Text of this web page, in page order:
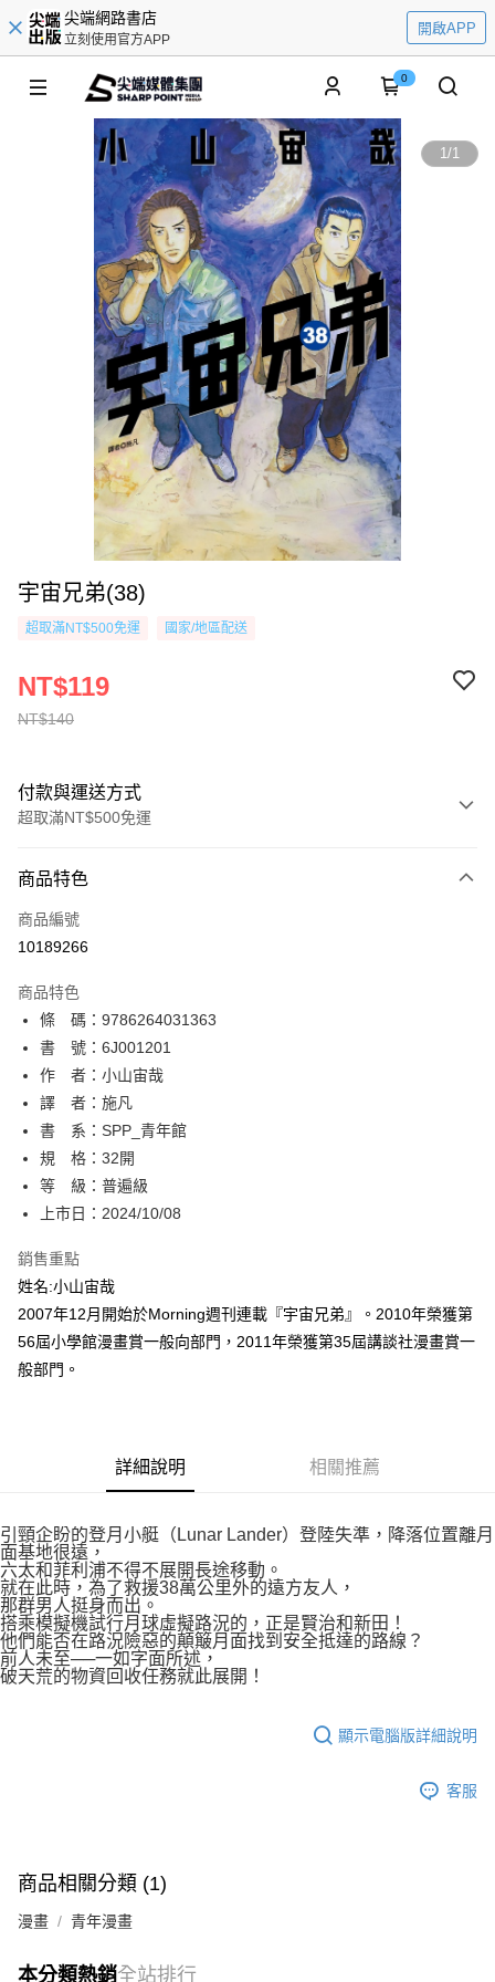
尖端網路書店
立刻使用官方APP
開啟APP
0
1/1
宇宙兄弟(38)
超取滿NT$500免運 國家/地區配送
NT$140
NT$119
付款與運送方式
超取滿NT$500免運
信用卡一次付款
超商取貨付款
相關說明
【關於「AFTEE先享後付」】
AFTEE先享後付是「在收到商品之後才付款」的支付方式。 讓您購物簡單
便利好安心！
１．簡單：不需註冊會員、不需綁卡、不需儲值。
２．便利：只要手機號碼，簡訊認證，即可結帳。
３．安心：先確認商品／服務後，再付款。
【「AFTEE先享後付」結帳流程】
１．於結帳方式選擇「AFTEE先享後付」後，將跳轉至「AFTEE先享後付」
結帳頁面，進行簡訊認證並確認金額後，即可完成結帳。
２．訂單成立數日內，您將收到繳費通知簡訊。
ATM／網路銀行／等多元方式進行付款，方視為交易完成。
※ 請注意：結帳手續完成當下不需立刻繳費，但若您需要取消訂單，請聯絡
購買商品的店家。未經商家同意取消之訂單仍視為有效，需透過AFTEE先享
後付繳納相關費用。
※ 交易是否成功請以「AFTEE先享後付 」之結帳頁面顯示為準，若有關於
是否繳費成功／繳費後需取消欲退款等相關疑問，請聯繫「AFTEE先享後付
易，需依本服務之必要範圍內提供個人資料，並將交易相關給付款項請求債
https://aftee.tw/terms/#terms3
３．未成年的使用者請事先徵得法定代理人或監護人之同意方可使用
「AFTEE先享後付」，若未經同意申辦者引起之損失，本公司不負相關責
任。
４．使用「AFTEE先享後付」時，將依據個別帳號之用戶狀況，依本公司即
時審查核予不同之上限額度；若仍有額度不足之情形，本公司將視審查結果
請求用戶進行身份認證。
５．嚴禁一人註冊多個帳號或使用他人資訊註冊。若發現惡意使用之情形，
恩沛科技股份有限公司將有權停止該用戶之使用額度並採取法律行動。
ATM付款
運送方式
全家取貨付款
每筆NT$80，滿NT$500(含以上)免運費
付款後全家取貨
每筆NT$80，滿NT$500(含以上)免運費
付款後萊爾富取貨
每筆NT$80，滿NT$500(含以上)免運費
付款後7-11取貨
宅配
每筆NT$100，滿NT$800(含以上)免運費
國家/地區配送
商品特色
商品編號
10189266
商品特色
條 碼：9786264031363
書 號：6J001201
作 者：小山宙哉
譯 者：施凡
書 系：SPP_青年館
規 格：32開
等 級：普遍級
上市日：2024/10/08
銷售重點
姓名:小山宙哉
2007年12月開始於Morning週刊連載『宇宙兄弟』。2010年榮獲第
56屆小學館漫畫賞一般向部門，2011年榮獲第35屆講談社漫畫賞一
般部門。
詳細說明 相關推薦
引頸企盼的登月小艇（Lunar Lander）登陸失準，降落位置離月
面基地很遠，
六太和菲利浦不得不展開長途移動。
就在此時，為了救援38萬公里外的遠方友人，
那群男人挺身而出。
搭乘模擬機試行月球虛擬路況的，正是賢治和新田！
他們能否在路況險惡的顛簸月面找到安全抵達的路線？
前人未至──一如字面所述，
破天荒的物資回收任務就此展開！
顯示電腦版詳細說明
客服
商品相關分類 (1)
漫畫 青年漫畫
本分類熱銷全站排行